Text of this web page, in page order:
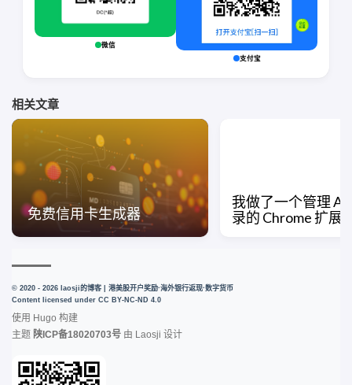
微信
支付宝
相关文章
免费信用卡生成器
我做了一个管理 AI
录的 Chrome 扩展
© 2020 - 2026 laosji的博客 | 港美股开户奖励·海外银行返现·数字货币
Content licensed under CC BY-NC-ND 4.0
使用 Hugo 构建
主题 陕ICP备18020703号 由 Laosji 设计